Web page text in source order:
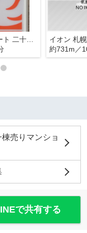
セイコーマート 二十四軒4条西店
イオン 札
約731m／
売りマンショ
で共有する